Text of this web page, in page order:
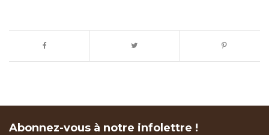
Abonnez-vous à notre infolettre !